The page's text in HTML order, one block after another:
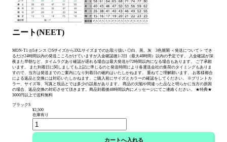
ニート(NEET)
MON-T1 ◎5オンス ◎Sサイズから3XLサイズまでのお取り扱い ◎白、黒、灰 3色展開 ＜発送について＞ でき
るだけ24時間以内の発送こころがけていますが入金確認後1-2日（最大48時間）以内の予定です。 入金確認が深
夜また早朝など、タイムラグあり確認が遅れる場合は最大発送が72時間以内になる場合もあります。 ご了承願
います。 また到着日に関しましても上記に準じるのと発送時間により各運送会社の集荷のタイミングもありま
すので、当方は発送までのご案内になり到着日の確約はいたしかねます。 重ねてご理解願います。 お客様都合
による返品と交換には対応いたしかねます。ご購入前にサイズとカラーの確認をしてください。 ※プリントカ
ラー、サイズ等、写真と現品とでは多少の誤差があります。 商品の欠陥や間違った品なと明らかに当方の原因
の場合、返品交換の対応させて頂きます。商品到着後48時間以内にメッセージにてご連絡ください。 ★特典★
3000円以上で送料無料
ブラックS
¥2,500
在庫有り